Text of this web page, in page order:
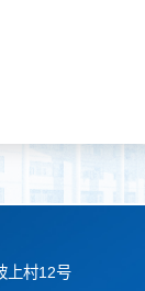
上村12号